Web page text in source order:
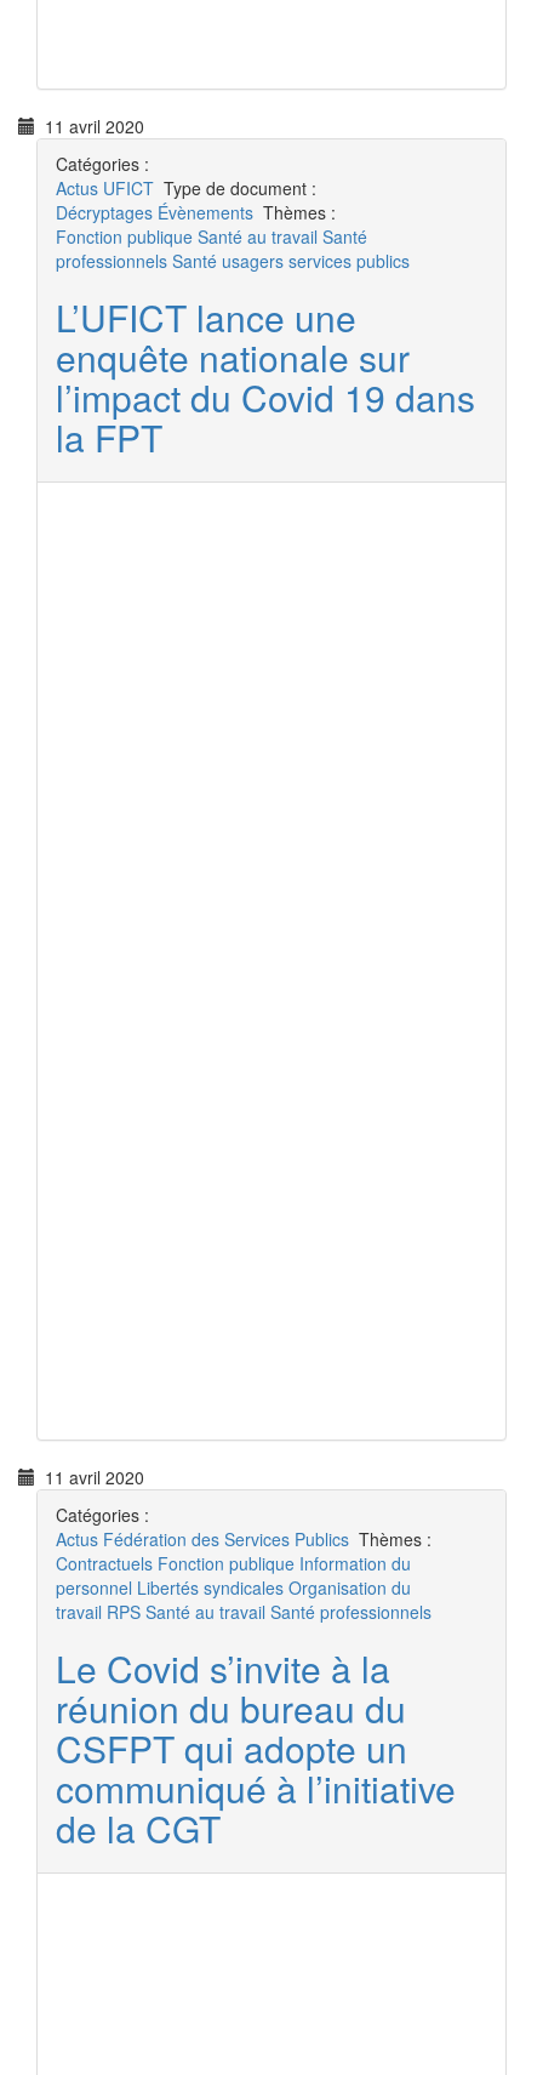
11 avril 2020
Catégories :
Actus UFICT Type de document :
Décryptages Évènements Thèmes :
Fonction publique Santé au travail Santé
professionnels Santé usagers services publics
L’UFICT lance une
enquête nationale sur
l’impact du Covid 19 dans
la FPT
11 avril 2020
Catégories :
Actus Fédération des Services Publics Thèmes :
Contractuels Fonction publique Information du
personnel Libertés syndicales Organisation du
travail RPS Santé au travail Santé professionnels
Le Covid s’invite à la
réunion du bureau du
CSFPT qui adopte un
communiqué à l’initiative
de la CGT